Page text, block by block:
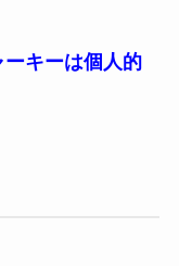
キーは個人的